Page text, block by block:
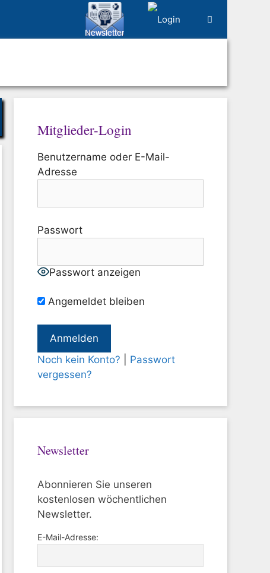
Mitglieder-Login
Benutzername oder E-Mail-
Adresse
Passwort
Passwort anzeigen
Angemeldet bleiben
Noch kein Konto?
Passwort
vergessen?
Newsletter
Abonnieren Sie unseren
kostenlosen wöchentlichen
Newsletter.
E-Mail-Adresse: